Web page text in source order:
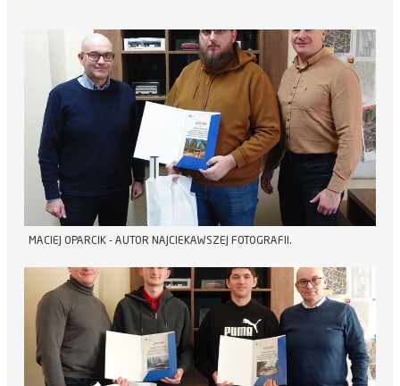
MACIEJ OPARCIK - AUTOR NAJCIEKAWSZEJ FOTOGRAFII.